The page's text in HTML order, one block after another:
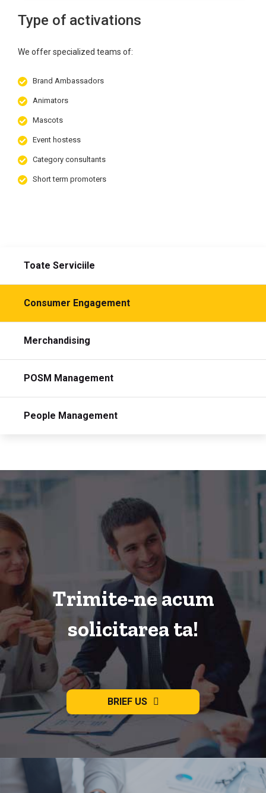
Toate Serviciile
Consumer Engagement
Merchandising
POSM Management
People Management
Trimite-ne acum
solicitarea ta!
BRIEF US
Type of activations
We offer specialized teams of:
Short term promoters
Category consultants
Event hostess
Mascots
Animators
Brand Ambassadors